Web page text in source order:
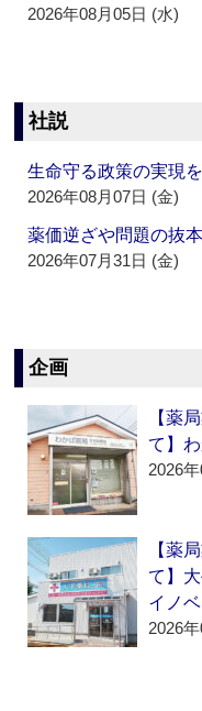
2026年08月05日 (水)
社説
生命守る政策の実現
2026年08月07日 (金)
薬価逆ざや問題の抜
2026年07月31日 (金)
企画
【薬
て】
2026
【薬
て】
イノ
2026